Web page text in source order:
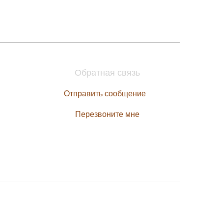
Обратная связь
Отправить сообщение
Перезвоните мне